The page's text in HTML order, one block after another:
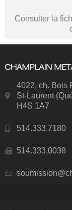
Consulter la
4022, ch. Bois
St-Laurent
H4S 1A7
514.333.7180
514.333.0038